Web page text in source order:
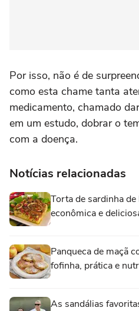
Por isso, não é de
como esta chame tanta
medicamento, chamado
em um estudo, dobrar o
com a doença.
Notícias relacionadas
Torta de sardinha
econômica e
Panqueca de maçã
fofinha, prática e
As sandálias